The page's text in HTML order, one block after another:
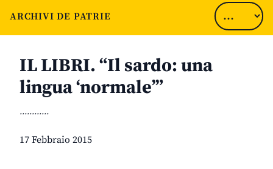
ARCHIVI DE PATRIE
IL LIBRI. “Il sardo: una
lingua ‘normale’”
............
17 Febbraio 2015